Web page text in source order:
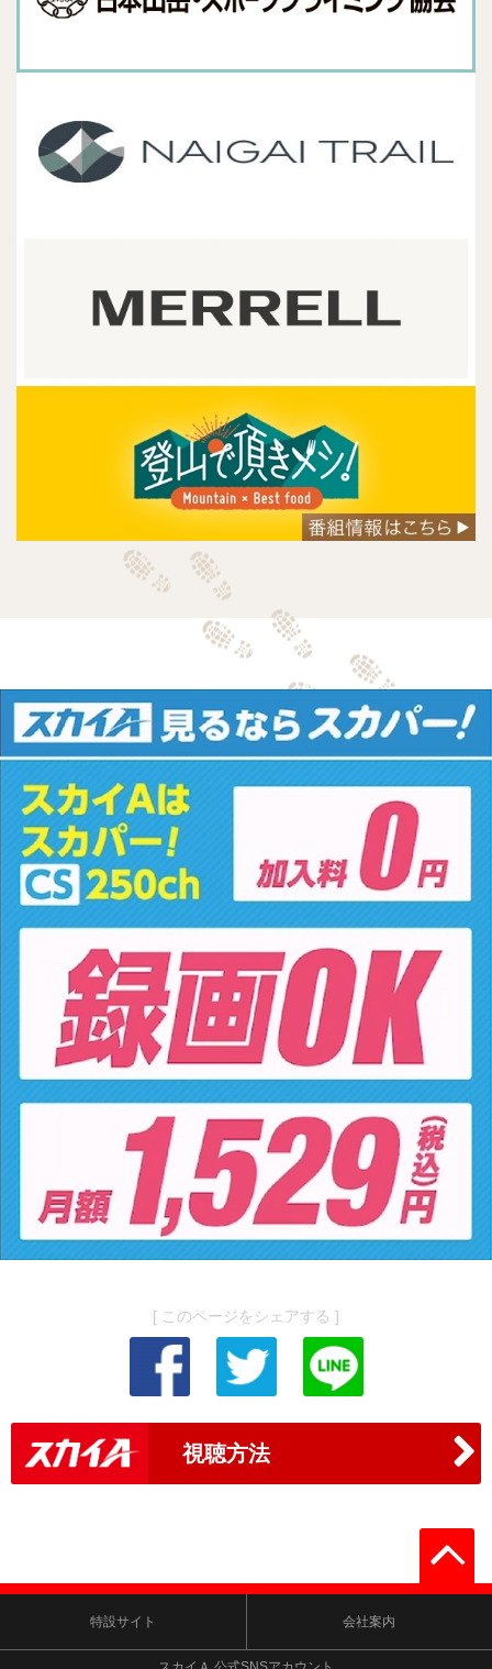
[ このページをシェアする ]
視聴方法
特設サイト 会社案内